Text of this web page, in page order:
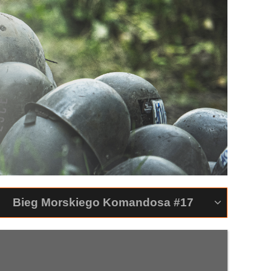
Bieg Morskiego Komandosa #17